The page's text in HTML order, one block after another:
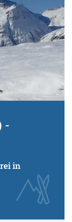
-
in